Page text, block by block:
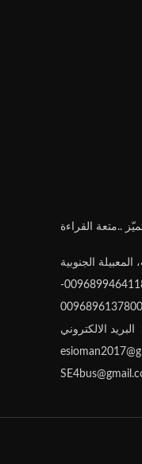
..متعة القراءة
الجنوبية
رقم الهاتف : 0096899464118-
0096896137800
البريد الالكتروني : esbs2015@hotmail.com-